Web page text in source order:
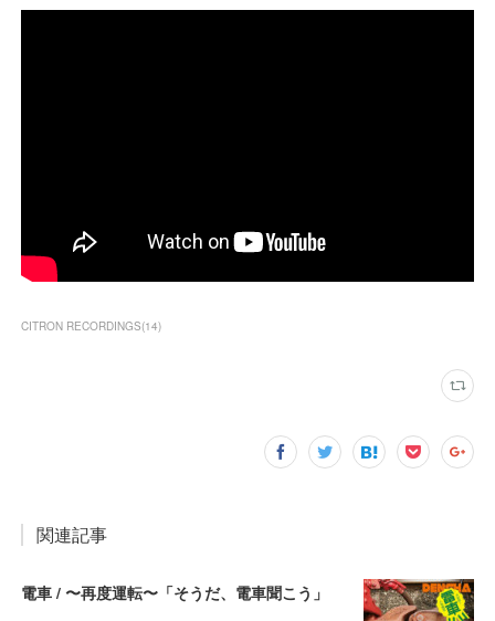
CITRON RECORDINGS(14)
関連記事
電車 / 〜再度運転〜「そうだ、電車聞こう」